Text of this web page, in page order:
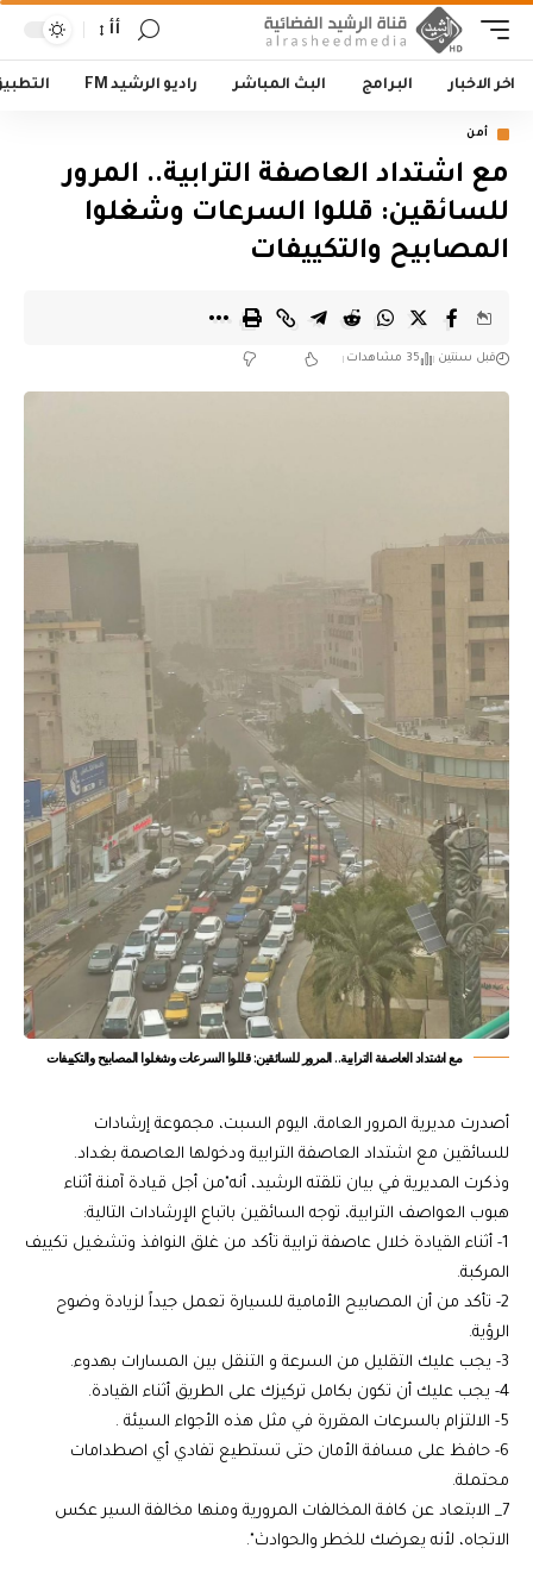
أأ
اخر الاخبار البرامج البث المباشر راديو الرشيد FM
أمن
مع اشتداد العاصفة الترابية.. المرور
للسائقين: قللوا السرعات وشغلوا
المصابيح والتكييفات
قبل سنتين 35 مشاهدات
مع اشتداد العاصفة الترابية.. المرور للسائقين: قللوا السرعات وشغلوا المصابيح والتكييفات
أصدرت مديرية المرور العامة، اليوم السبت، مجموعة إرشادات
للسائقين مع اشتداد العاصفة الترابية ودخولها العاصمة بغداد.
وذكرت المديرية في بيان تلقته الرشيد، أنه"من أجل قيادة آمنة أثناء
هبوب العواصف الترابية، توجه السائقين باتباع الإرشادات التالية:
1- أثناء القيادة خلال عاصفة ترابية تأكد من غلق النوافذ وتشغيل تكييف
المركبة.
2- تأكد من أن المصابيح الأمامية للسيارة تعمل جيداً لزيادة وضوح
الرؤية.
3- يجب عليك التقليل من السرعة و التنقل بين المسارات بهدوء.
4- يجب عليك أن تكون بكامل تركيزك على الطريق أثناء القيادة.
5- الالتزام بالسرعات المقررة في مثل هذه الأجواء السيئة .
6- حافظ على مسافة الأمان حتى تستطيع تفادي أي اصطدامات
محتملة.
7_ الابتعاد عن كافة المخالفات المرورية ومنها مخالفة السير عكس
الاتجاه، لأنه يعرضك للخطر والحوادث".